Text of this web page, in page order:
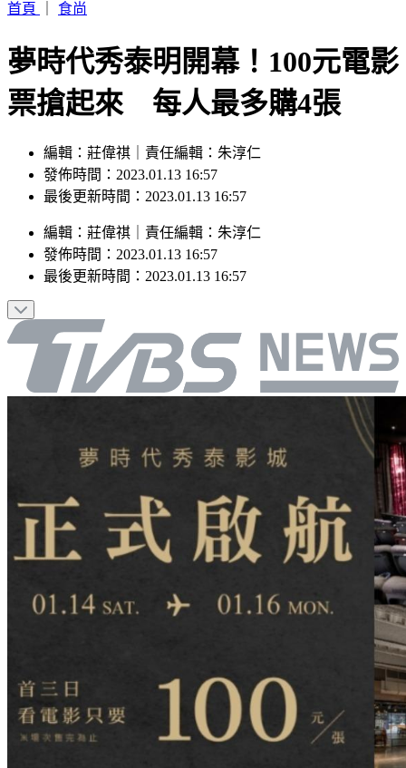
價
夢時代秀泰明開幕！100元電影
票搶起來 每人最多購4張
編輯：莊偉祺｜責任編輯：朱淳仁
發佈時間：2023.01.13 16:57
編輯：莊偉祺｜責任編輯：
發佈時間：2023.01.13 16:57